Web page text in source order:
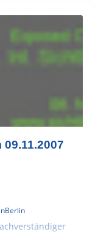
Berlin